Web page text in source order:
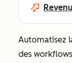
Automatisez
des